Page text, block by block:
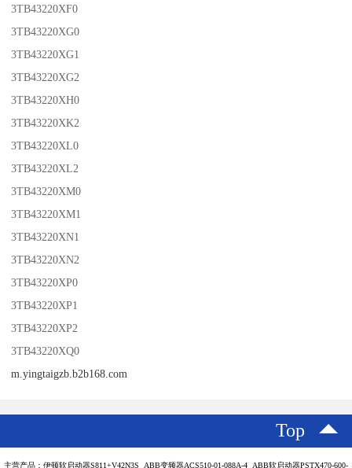
3TB43220XF0
3TB43220XG0
3TB43220XG1
3TB43220XG2
3TB43220XH0
3TB43220XK2
3TB43220XL0
3TB43220XL2
3TB43220XM0
3TB43220XM1
3TB43220XN1
3TB43220XN2
3TB43220XP0
3TB43220XP1
3TB43220XP2
3TB43220XQ0
m.yingtaigzb.b2b168.com
Top
主营产品：伊顿软启动器S811+V42N3S ABB变频器ACS510-01-088A-4 ABB软启动器PSTX470-600-